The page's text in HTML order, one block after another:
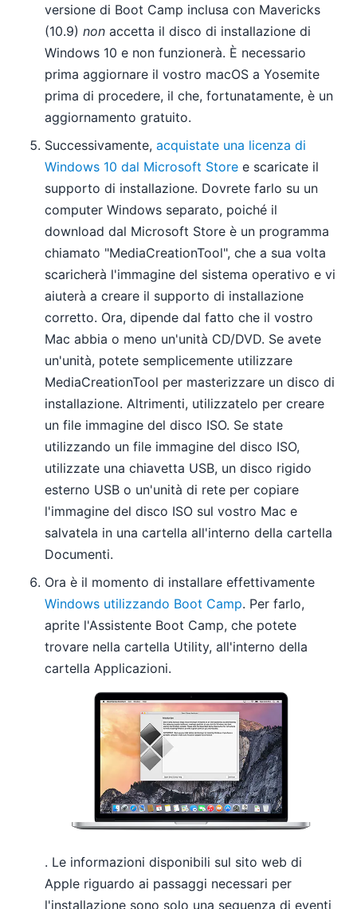
versione di Boot Camp inclusa con Mavericks
(10.9) non accetta il disco di installazione di
Windows 10 e non funzionerà. È necessario
prima aggiornare il vostro macOS a Yosemite
prima di procedere, il che, fortunatamente, è un
aggiornamento gratuito.
Successivamente, acquistate una licenza di
Windows 10 dal Microsoft Store e scaricate il
supporto di installazione. Dovrete farlo su un
computer Windows separato, poiché il
download dal Microsoft Store è un programma
chiamato "MediaCreationTool", che a sua volta
scaricherà l'immagine del sistema operativo e vi
aiuterà a creare il supporto di installazione
corretto. Ora, dipende dal fatto che il vostro
Mac abbia o meno un'unità CD/DVD. Se avete
un'unità, potete semplicemente utilizzare
MediaCreationTool per masterizzare un disco di
installazione. Altrimenti, utilizzatelo per creare
un file immagine del disco ISO. Se state
utilizzando un file immagine del disco ISO,
utilizzate una chiavetta USB, un disco rigido
esterno USB o un'unità di rete per copiare
l'immagine del disco ISO sul vostro Mac e
salvatela in una cartella all'interno della cartella
Documenti.
Ora è il momento di installare effettivamente
Windows utilizzando Boot Camp. Per farlo,
aprite l'Assistente Boot Camp, che potete
trovare nella cartella Utility, all'interno della
cartella Applicazioni.
. Le informazioni disponibili sul sito web di
Apple riguardo ai passaggi necessari per
l'installazione sono solo una sequenza di eventi